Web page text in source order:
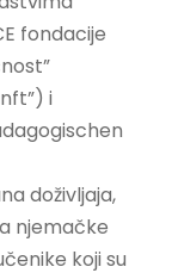
fondacije
i
doživljaja,
njemačke
koji su